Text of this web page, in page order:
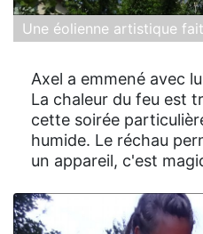
Une éolienne artistique
Axel a emmené avec
La chaleur du feu est
cette soirée
humide. Le réchau
un appareil, c'est